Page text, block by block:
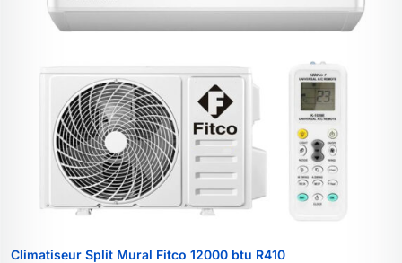
Climatiseur Split Mural Fitco 12000 btu R410